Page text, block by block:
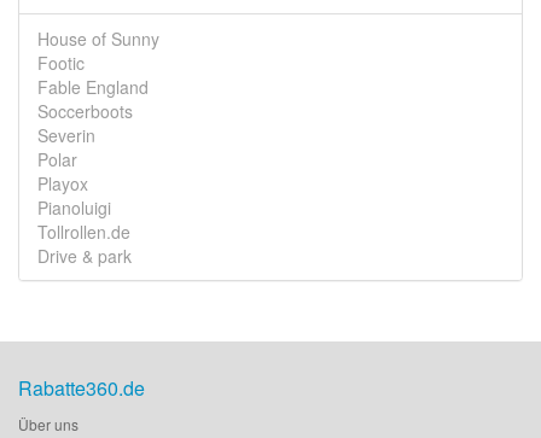
House of Sunny
Footic
Fable England
Soccerboots
Severin
Polar
Playox
Pianoluigi
Tollrollen.de
Drive & park
Rabatte360.de
Über uns